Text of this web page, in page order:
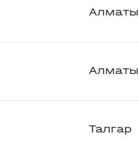
Алматы
Алматы
Талгар